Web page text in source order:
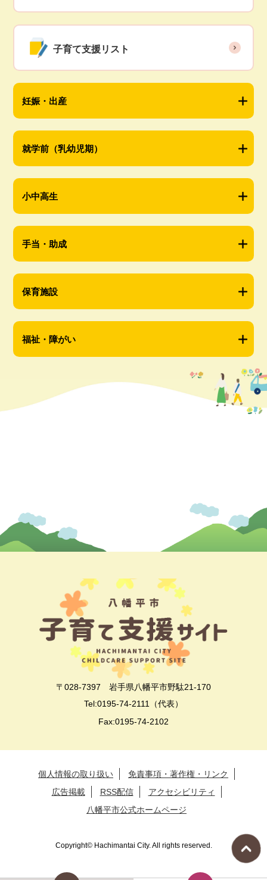
子育て支援リスト
妊娠・出産
就学前（乳幼児期）
小中高生
手当・助成
保育施設
福祉・障がい
〒028-7397 岩手県八幡平市野駄21-170
Tel:0195-74-2111（代表）
Fax:0195-74-2102
個人情報の取り扱い
免責事項・著作権・リンク
広告掲載
RSS配信
アクセシビリティ
八幡平市公式ホームページ
Copyright© Hachimantai City. All rights reserved.